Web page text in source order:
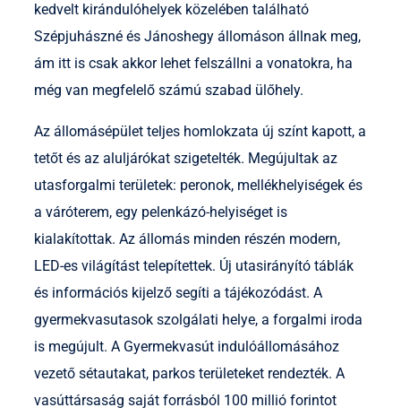
kedvelt kirándulóhelyek közelében található
Szépjuhászné és Jánoshegy állomáson állnak meg,
ám itt is csak akkor lehet felszállni a vonatokra, ha
még van megfelelő számú szabad ülőhely.
Az állomásépület teljes homlokzata új színt kapott, a
tetőt és az aluljárókat szigetelték. Megújultak az
utasforgalmi területek: peronok, mellékhelyiségek és
a váróterem, egy pelenkázó-helyiséget is
kialakítottak. Az állomás minden részén modern,
LED-es világítást telepítettek. Új utasirányító táblák
és információs kijelző segíti a tájékozódást. A
gyermekvasutasok szolgálati helye, a forgalmi iroda
is megújult. A Gyermekvasút indulóállomásához
vezető sétautakat, parkos területeket rendezték. A
vasúttársaság saját forrásból 100 millió forintot